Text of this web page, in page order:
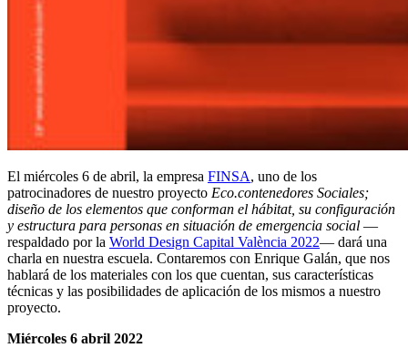
El miércoles 6 de abril, la empresa FINSA, uno de los
patrocinadores de nuestro proyecto Eco.contenedores Sociales;
diseño de los elementos que conforman el hábitat, su configuración
y estructura para personas en situación de emergencia social —
respaldado por la World Design Capital València 2022— dará una
charla en nuestra escuela. Contaremos con Enrique Galán, que nos
hablará de los materiales con los que cuentan, sus características
técnicas y las posibilidades de aplicación de los mismos a nuestro
proyecto.
Miércoles 6 abril 2022